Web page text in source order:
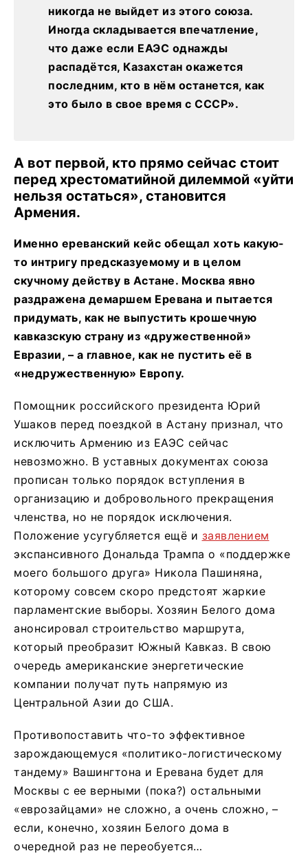
никогда не выйдет из этого союза.
Иногда складывается впечатление,
что даже если ЕАЭС однажды
распадётся, Казахстан окажется
последним, кто в нём останется, как
это было в свое время с СССР».
А вот первой, кто прямо сейчас стоит
перед хрестоматийной дилеммой «уйти
нельзя остаться», становится
Армения.
Именно ереванский кейс обещал хоть какую-
то интригу предсказуемому и в целом
скучному действу в Астане. Москва явно
раздражена демаршем Еревана и пытается
придумать, как не выпустить крошечную
кавказскую страну из «дружественной»
Евразии, – а главное, как не пустить её в
«недружественную» Европу.
Помощник российского президента Юрий
Ушаков перед поездкой в Астану признал, что
исключить Армению из ЕАЭС сейчас
невозможно. В уставных документах союза
прописан только порядок вступления в
организацию и добровольного прекращения
членства, но не порядок исключения.
Положение усугубляется ещё и заявлением
экспансивного Дональда Трампа о «поддержке
моего большого друга» Никола Пашиняна,
которому совсем скоро предстоят жаркие
парламентские выборы. Хозяин Белого дома
анонсировал строительство маршрута,
который преобразит Южный Кавказ. В свою
очередь американские энергетические
компании получат путь напрямую из
Центральной Азии до США.
Противопоставить что-то эффективное
зарождающемуся «политико-логистическому
тандему» Вашингтона и Еревана будет для
Москвы с ее верными (пока?) остальными
«еврозайцами» не сложно, а очень сложно, –
если, конечно, хозяин Белого дома в
очередной раз не переобуется…